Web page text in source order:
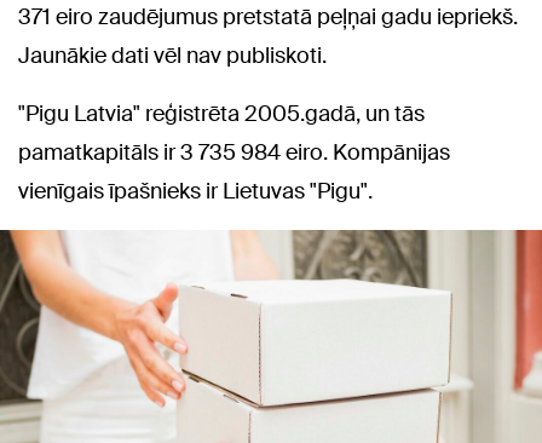
371 eiro zaudējumus pretstatā peļņai gadu iepriekš.
Jaunākie dati vēl nav publiskoti.
"Pigu Latvia" reģistrēta 2005.gadā, un tās
pamatkapitāls ir 3 735 984 eiro. Kompānijas
vienīgais īpašnieks ir Lietuvas "Pigu".